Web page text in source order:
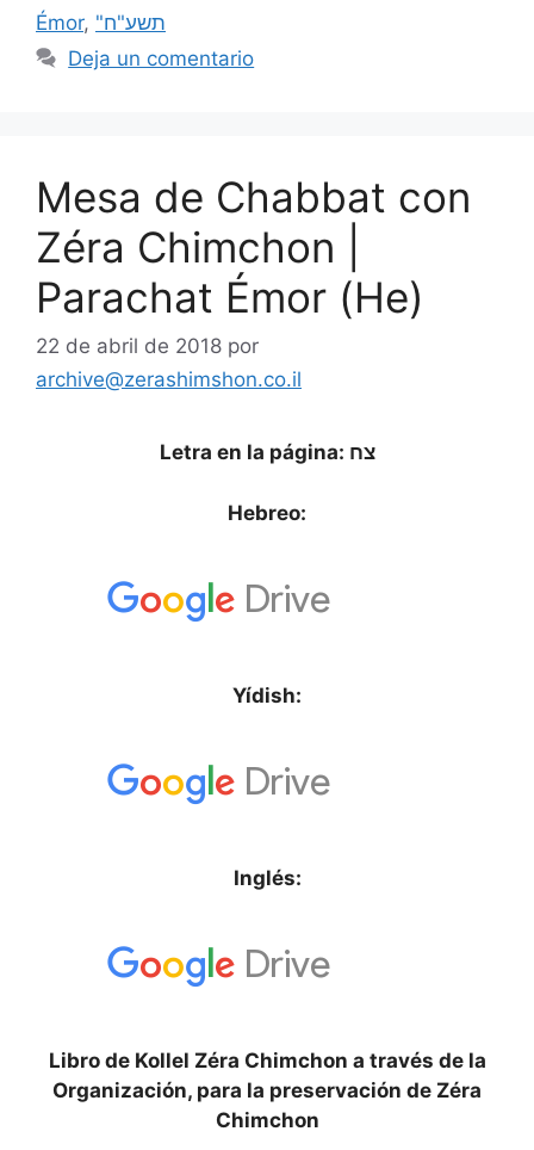
Émor,
"תשע"ח
Deja un comentario
Mesa de Chabbat con
Zéra Chimchon |
Parachat Émor (He)
22 de abril de 2018 por
archive@zerashimshon.co.il
Letra en la página: צח
Hebreo:
Yídish:
Inglés:
Libro de Kollel Zéra Chimchon a través de la
Organización, para la preservación de Zéra
Chimchon